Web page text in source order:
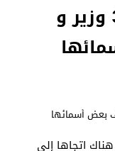
حكومة بنكيران تضم 32 وزير و
اتجاها إلى